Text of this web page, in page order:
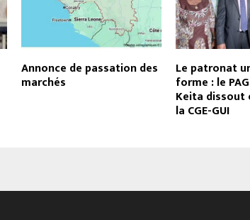
Annonce de passation des
marchés
Le patronat
forme : le
Keita dissout
la CGE-GUI